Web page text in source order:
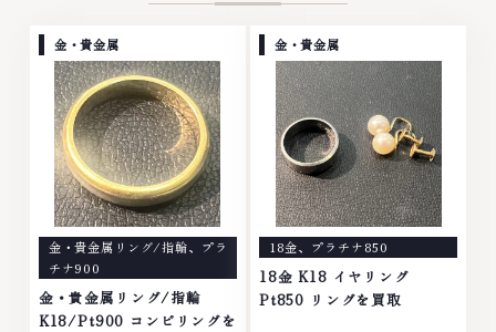
金・貴金属
金・貴金属リング/指輪、 プラ
チナ900
金・貴金属リング/指輪
K18/Pt900 コンビリングを
金・貴金属
18金、 プラチナ850
18金 K18 イヤリング
Pt850 リングを買取